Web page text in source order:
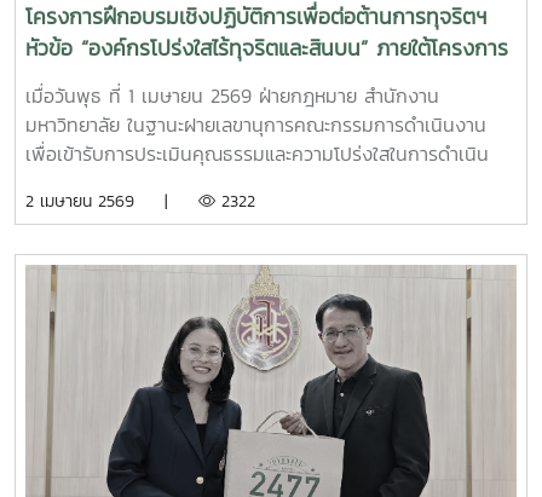
โครงการฝึกอบรมเชิงปฏิบัติการเพื่อต่อต้านการทุจริตฯ
หัวข้อ “องค์กรโปร่งใสไร้ทุจริตและสินบน” ภายใต้โครงการ
ประเมิน ITA ประจำปี 2569
เมื่อวันพุธ ที่ 1 เมษายน 2569 ฝ่ายกฎหมาย สำนักงาน
มหาวิทยาลัย ในฐานะฝายเลขานุการคณะกรรมการดำเนินงาน
เพื่อเข้ารับการประเมินคุณธรรมและความโปร่งใสในการดำเนิน
การจัดโครงการฝึกอบรมเชิงปฏิบัติการเพื่อต่อต้านการทุจริตและ
ปีงบประมาณ พ.ศ. 2569 ภายใต้หัวข้อ "องค์กรโปร่งใสไร้ทุจริต
และสินบน" เพื่อเสริมสร้างองค์ความรู้ด้านกฎหมายเกี่ยวกับการ
ต่อต้านการทุจริตและประพฤติมิชอบแก่บุคลากร ตลอดจนฝึก
ปฏิบัติการวิเคราะห์สถานการณ์ที่อาจนำไปสู่ปัญหาการกระทำ
ทุจริต โดยมี รองศาสตราจารย์ ดร.เกรียงศักดิ์ ศรีเงินยวง รอง
อธิการบดีมหาวิทยาลัยแม่โจ้ และประธานคณะกรรมการดำเนิน
งานเพื่อเข้ารับการประเมินคุณธรรมและความโปร่งใสในการ
ดำเนินงานของหน่วยงานภาครัฐ (ITA) ของมหาวิทยาลัยแม่โจ้
2 เมษายน 2569 | 2322